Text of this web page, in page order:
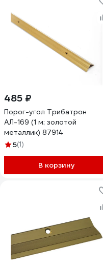
485 ₽
Порог-угол Трибатрон
АЛ-169 (1 м; золотой
металлик) 87914
5(1)
В корзину